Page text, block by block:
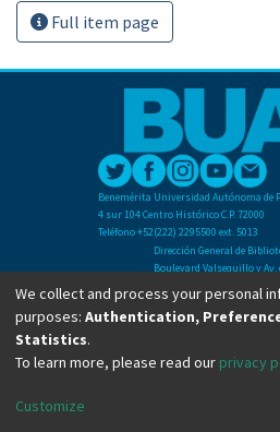
Full item page
Benemérita Universidad Autónoma de
4 sur 104 Centro Histórico C.P. 72000
Teléfono +52(222) 2295500 ext. 5013
Dirección General de
Boulevard Valsequillo y Av.
Ciudad Universitaria. Col.
C.P. 72570
Teléfono +52 (222) 2295500
Copyright © Dirección General de
We collect and process your personal
purposes: Authentication,
Statistics.
To learn more, please read our privacy
Customize